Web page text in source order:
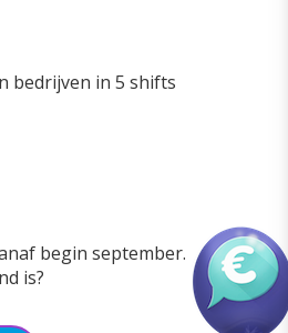
bedrijven in 5 shifts
begin september.
is?